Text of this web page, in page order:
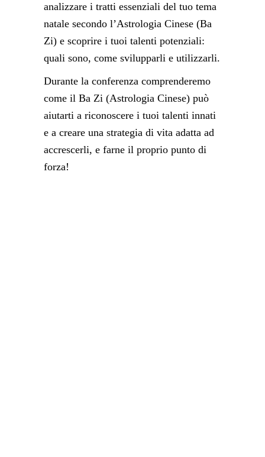
analizzare i tratti essenziali del tuo tema
natale secondo l’Astrologia Cinese (Ba
Zi) e scoprire i tuoi talenti potenziali:
quali sono, come svilupparli e utilizzarli.
Durante la conferenza comprenderemo
come il Ba Zi (Astrologia Cinese) può
aiutarti a riconoscere i tuoi talenti innati
e a creare una strategia di vita adatta ad
accrescerli, e farne il proprio punto di
forza!